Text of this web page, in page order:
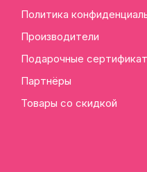
Политика
Производители
Подарочные
Партнёры
Товары со скидкой